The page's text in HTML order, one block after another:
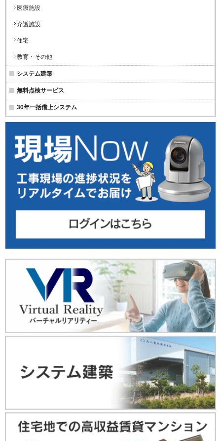
医療施設
介護施設
住宅
教育・その他
システム建築
無料点検サービス
30年一括借上システム